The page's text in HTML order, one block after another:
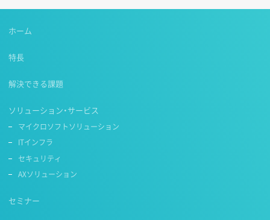
ホーム
特長
解決できる課題
ソリューション・サービス
マイクロソフトソリューション
ITインフラ
セキュリティ
AXソリューション
セミナー